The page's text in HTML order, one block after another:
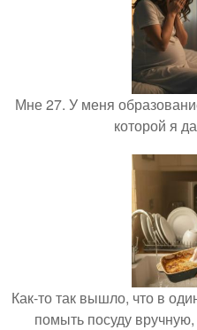
Мне 27. У меня
которой я
Как-то так вышло, что в
помыть посуду